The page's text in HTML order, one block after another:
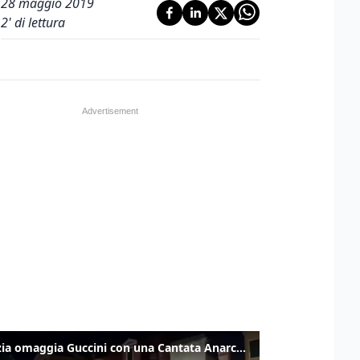
2' di lettura
Venezia omaggia Guccini con una Cantata Anarchica in campo Santa Margherita